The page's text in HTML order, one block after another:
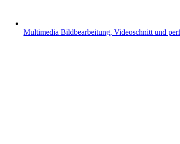
Multimedia Bildbearbeitung, Videoschnitt und